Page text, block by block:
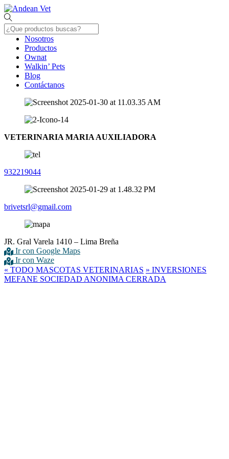
Skip
to
content
Menu
Nosotros
Productos
Ownat
Walkin’ Pets
Blog
Contáctanos
VETERINARIA MARIA AUXILIADORA
932219044
brivetsrl@gmail.com
JR. Gral Varela 1410 – Lima Breña
Ir con Google Maps
Ir con Waze
« TODO MASCOTAS VETERINARIAS » INVERSIONES
MEFANE SOCIEDAD ANONIMA CERRADA